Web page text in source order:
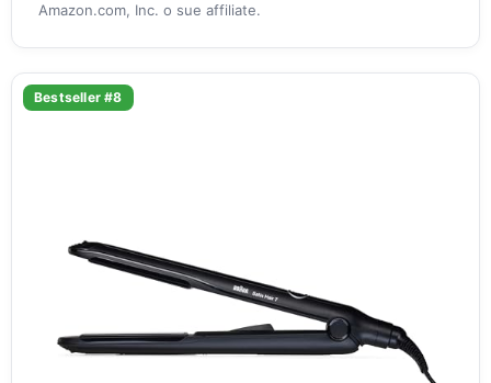
Amazon.com, Inc. o sue affiliate.
Bestseller #8